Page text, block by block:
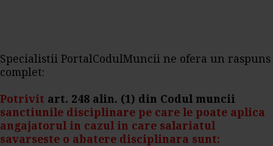
Specialistii PortalCodulMuncii ne ofera un raspuns
complet:
Potrivit art. 248 alin. (1) din Codul muncii
sanctiunile disciplinare pe care le poate aplica
angajatorul in cazul in care salariatul
savarseste o abatere disciplinara sunt: